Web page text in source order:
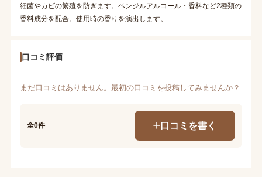
細菌やカビの繁殖を防ぎます。ベンジルアルコール・香料など2種類の
香料成分を配合。使用時の香りを演出します。
口コミ評価
まだ口コミはありません。最初の口コミを投稿してみませんか？
全0件 口コミを書く